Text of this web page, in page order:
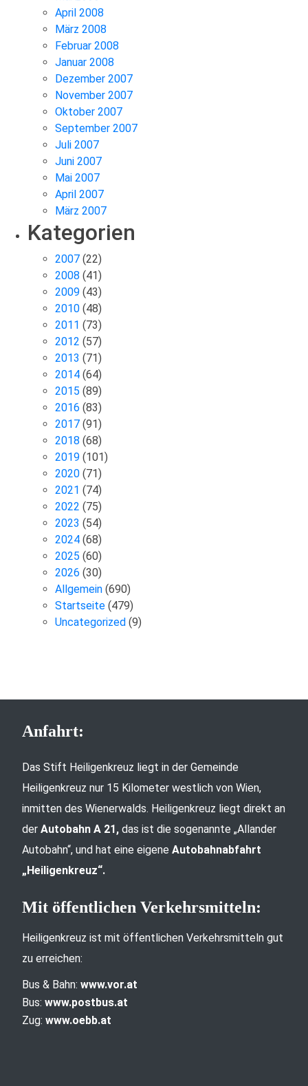
April 2008
März 2008
Februar 2008
Januar 2008
Dezember 2007
November 2007
Oktober 2007
September 2007
Juli 2007
Juni 2007
Mai 2007
April 2007
März 2007
Kategorien
2007 (22)
2008 (41)
2009 (43)
2010 (48)
2011 (73)
2012 (57)
2013 (71)
2014 (64)
2015 (89)
2016 (83)
2017 (91)
2018 (68)
2019 (101)
2020 (71)
2021 (74)
2022 (75)
2023 (54)
2024 (68)
2025 (60)
2026 (30)
Allgemein (690)
Startseite (479)
Uncategorized (9)
Anfahrt:
Das Stift Heiligenkreuz liegt in der Gemeinde
Heiligenkreuz nur 15 Kilometer westlich von Wien,
inmitten des Wienerwalds. Heiligenkreuz liegt direkt an
der Autobahn A 21, das ist die sogenannte „Allander
Autobahn“, und hat eine eigene Autobahnabfahrt
„Heiligenkreuz“.
Mit öffentlichen Verkehrsmitteln:
Heiligenkreuz ist mit öffentlichen Verkehrsmitteln gut
zu erreichen:
Bus & Bahn: www.vor.at
Bus: www.postbus.at
Zug: www.oebb.at